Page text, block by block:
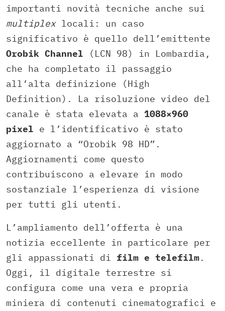
importanti novità tecniche anche sui
multiplexlocali: un caso
significativo è quello dell’emittente
Orobik Channel (LCN 98) in Lombardia,
che ha completato il passaggio
all’alta definizione (High
Definition). La risoluzione video del
canale è stata elevata a 1088×960
pixel e l’identificativo è stato
aggiornato a “Orobik 98 HD”.
Aggiornamenti come questo
contribuiscono a elevare in modo
sostanziale l’esperienza di visione
per tutti gli utenti.
L’ampliamento dell’offerta è una
notizia eccellente in particolare per
gli appassionati di film e telefilm.
Oggi, il digitale terrestre si
configura come una vera e propria
miniera di contenuti cinematografici e